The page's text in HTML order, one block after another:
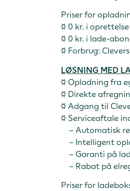
Priser for
¤ 0 kr. i oprettelse
¤ 0 kr. i lade-
¤ Forbrug:
LØSNING MED
¤ Opladning fra
¤ Direkte
¤ Adgang til
¤ Serviceaftale
– Automatisk
– Intelligent
– Garanti på
– Rabat på
Priser for